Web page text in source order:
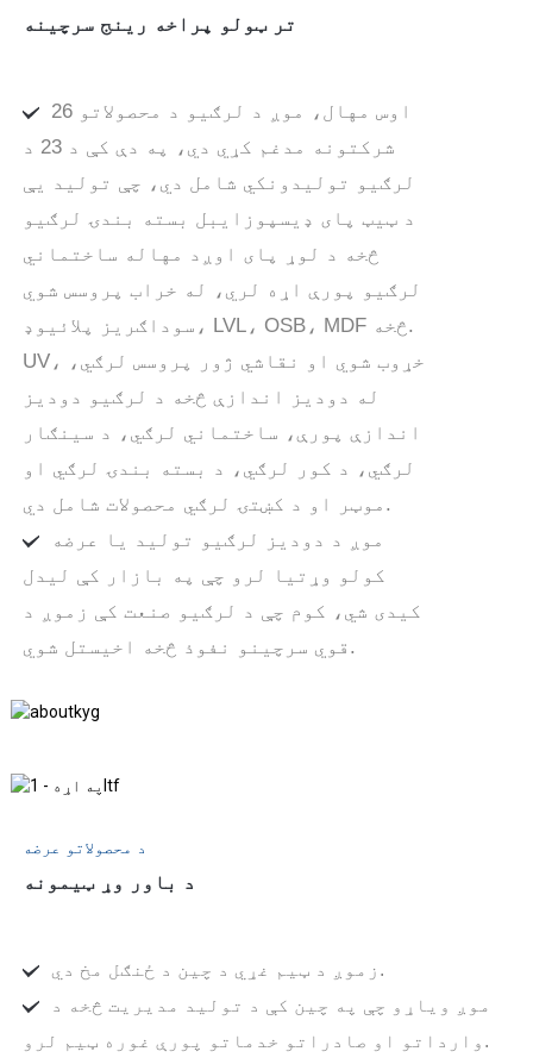
تر ټولو پراخه رینج سرچینه
اوس مهال، موږ د لرګیو د محصولاتو 26
شرکتونه مدغم کړي دي، په دې کې د 23 د
لرګیو تولیدونکي شامل دي، چې تولید یې
د ټیټ پای ډیسپوزایبل بسته بندۍ لرګیو
څخه د لوړ پای اوږد مهاله ساختماني
لرګیو پورې اړه لري، له خراب پروسس شوي
سوداګریز پلائیوډ، LVL، OSB، MDF څخه.
UV، خړوب شوي او نقاشي ژور پروسس لرګي،
له دودیز اندازې څخه د لرګیو دودیز
اندازې پورې، ساختماني لرګي، د سينګار
لرګي، د کور لرګي، د بسته بندۍ لرګي او
موټر او د کښتۍ لرګي محصولات شامل دي.
موږ د دودیز لرګیو تولید یا عرضه
کولو وړتیا لرو چې په بازار کې لیدل
کیدی شي، کوم چې د لرګیو صنعت کې زموږ د
قوي سرچینو نفوذ څخه اخیستل شوي.
د محصولاتو عرضه
د باور وړ ټیمونه
زموږ د ټیم غړي د چین د ځنګل مخ دي.
موږ ویاړو چې په چین کې د تولید مدیریت څخه د
وارداتو او صادراتو خدماتو پورې غوره ټیم لرو.